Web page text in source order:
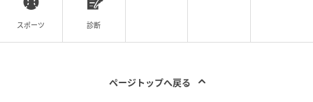
スポーツ 診断
ページトップへ戻る